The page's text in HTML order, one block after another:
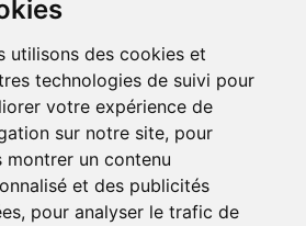
utilisons des cookies et
technologies de suivi pour
votre expérience de
sur notre site, pour
montrer un contenu
et des publicités
pour analyser le trafic de
Forum
DE PAIEMENT ACCEPTÉS